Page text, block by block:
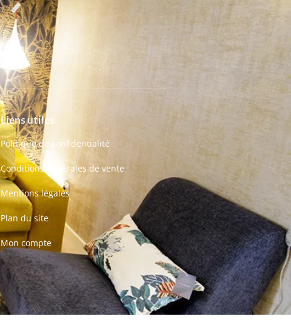
Liens utiles
Politique de confidentialité
Conditions générales de vente
Mentions légales
Plan du site
Mon compte